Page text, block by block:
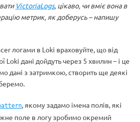
VictoriaLogs, цікаво, чи вміє вона в
метрик, як доберусь – напишу
логами в Loki враховуйте, що від
Loki дані дойдуть через 5 хвилин – і це
дані з затримкою, створить ще деякі
, якому задамо імена полів, які
поле в логу зробимо окремий